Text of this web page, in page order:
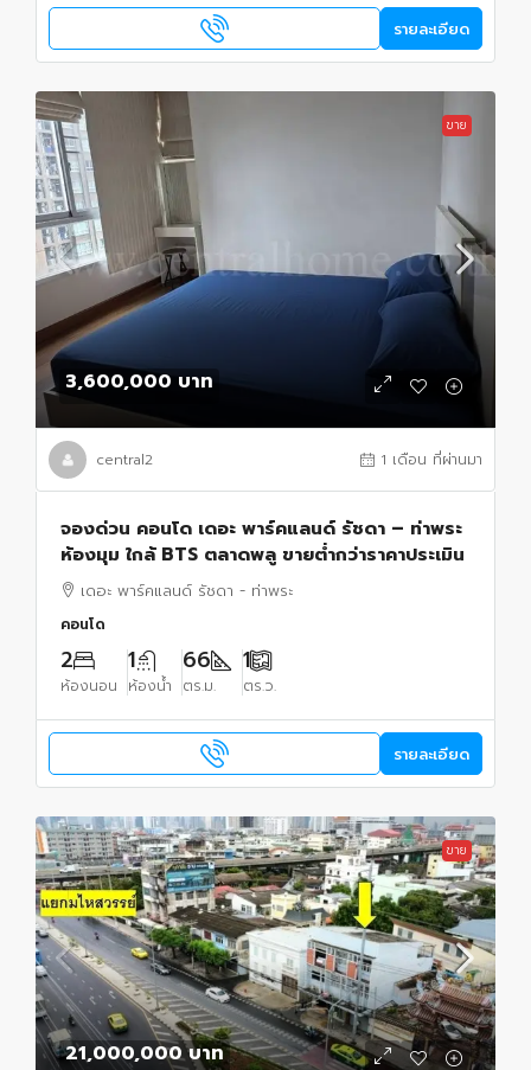
รายละเอียด
ขาย
3,600,000 บาท
central2 1 เดือน ที่ผ่านมา
จองด่วน คอนโด เดอะ พาร์คแลนด์ รัชดา – ท่าพระ
ห้องมุม ใกล้ BTS ตลาดพลู ขายต่ำกว่าราคาประเมิน
เดอะ พาร์คแลนด์ รัชดา - ท่าพระ
คอนโด
2
ห้องนอน
1
ห้องน้ำ
66
ตร.ม.
1
ตร.ว.
รายละเอียด
ขาย
21,000,000 บาท